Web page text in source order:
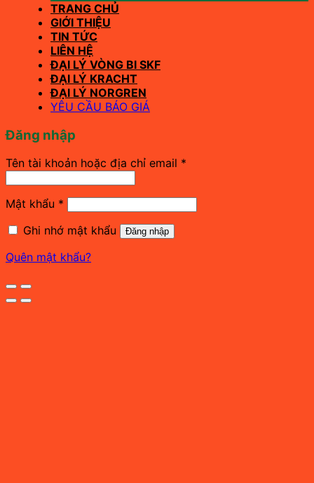
TRANG CHỦ
GIỚI THIỆU
TIN TỨC
LIÊN HỆ
ĐẠI LÝ VÒNG BI SKF
ĐẠI LÝ KRACHT
ĐẠI LÝ NORGREN
YÊU CẦU BÁO GIÁ
Đăng nhập
Tên tài khoản hoặc địa chỉ email *
Mật khẩu *
Ghi nhớ mật khẩu
Đăng nhập
Quên mật khẩu?